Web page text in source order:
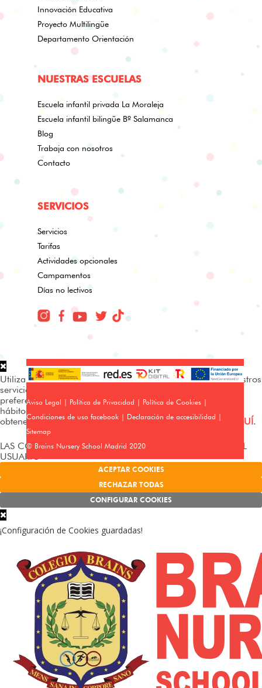
Innovación Educativa
Proyecto Multilingüe
Departamento Orientación
NUESTRAS ESCUELAS
Escuela infantil privada La Moraleja
Escuela infantil bilingüe Bº Salamanca
Blog
Trabaja con nosotros
Contacto
SERVICIOS
Servicios
Tarifas
Actividades opcionales
Campamentos
Días no lectivos
Aviso Legal | Política de Privacidad | Política de Cookies|
Condiciones de uso facebook| Declaración de accesibilidad |
Sitemap
© Brains Nursery School Madrid 2020
Utilizamos cookies propias y de terceros para analizar nuestros
servicios y mostrarte publicidad relacionada con tus
preferencias en base a un perfil elaborado a partir de tus
hábitos de navegación (p. ej. páginas visitadas). Puedes
obtener más información y configurar tus preferencias
AQUÍ.
LAS COOKIES FUNCIONAN SIN EL CONSENTIMIENTO DEL
USUARIO
ACEPTAR COOKIES
CONFIGURAR COOKIES
RECHAZAR TODAS
¡Configuración de Cookies guardadas!